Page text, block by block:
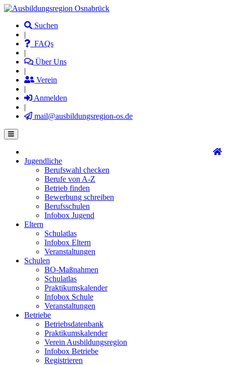
Direkt
Inhalt
Suchen
|
FAQs
|
Über Uns
|
Verein
|
Anmelden
|
mail@ausbildungsregion-os.de
Main
navigation
Jugendliche
Berufswahl checken
Berufe von A-Z
Betrieb finden
Bewerbung schreiben
Berufsschulen
Infobox Jugend
Eltern
Schulatlas
Infobox Eltern
Veranstaltungen
Schulen
BO-Maßnahmen
Schulatlas
Praktikumskalender
Infobox Schule
Veranstaltungen
Betriebe
Betriebsdatenbank
Praktikumskalender
Verein Ausbildungsregion
Infobox Betriebe
Registrieren